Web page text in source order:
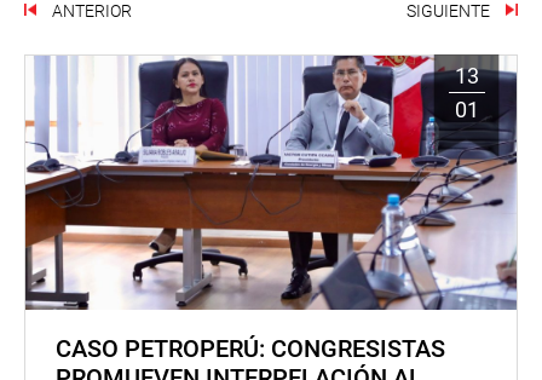
ANTERIOR SIGUIENTE
13
01
CASO PETROPERÚ: CONGRESISTAS